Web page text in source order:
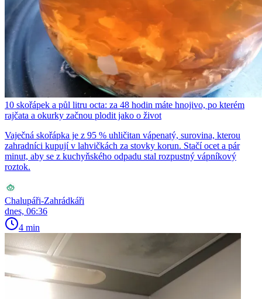
10 skořápek a půl litru octa: za 48 hodin máte hnojivo, po kterém
rajčata a okurky začnou plodit jako o život
Vaječná skořápka je z 95 % uhličitan vápenatý, surovina, kterou
zahradníci kupují v lahvičkách za stovky korun. Stačí ocet a pár
minut, aby se z kuchyňského odpadu stal rozpustný vápníkový
roztok.
Chalupáři-Zahrádkáři
dnes, 06:36
4 min